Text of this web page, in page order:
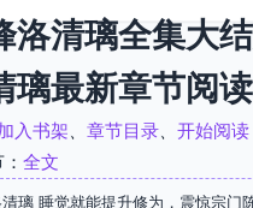
洛清璃全集大
璃最新章节阅读
入书架 章节目录
开始阅读
全文
璃 睡觉就能提升修为，震惊宗门